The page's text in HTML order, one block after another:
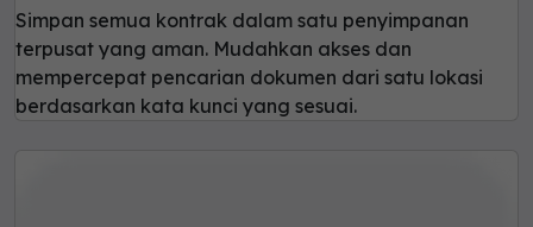
Simpan semua kontrak dalam satu penyimpanan
terpusat yang aman. Mudahkan akses dan
mempercepat pencarian dokumen dari satu lokasi
berdasarkan kata kunci yang sesuai.